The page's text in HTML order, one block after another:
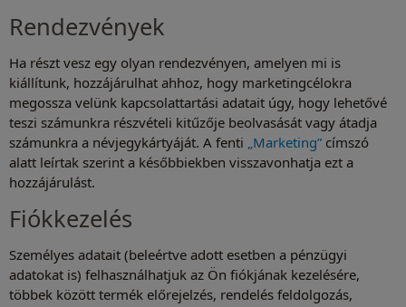
Rendezvények
Ha részt vesz egy olyan rendezvényen, amelyen mi is
kiállítunk, hozzájárulhat ahhoz, hogy marketingcélokra
megossza velünk kapcsolattartási adatait úgy, hogy lehetővé
teszi számunkra részvételi kitűzője beolvasását vagy átadja
számunkra a névjegykártyáját. A fenti „Marketing” címszó
alatt leírtak szerint a későbbiekben visszavonhatja ezt a
hozzájárulást.
Fiókkezelés
Személyes adatait (beleértve adott esetben a pénzügyi
adatokat is) felhasználhatjuk az Ön fiókjának kezelésére,
többek között termék előrejelzés, rendelés feldolgozás,